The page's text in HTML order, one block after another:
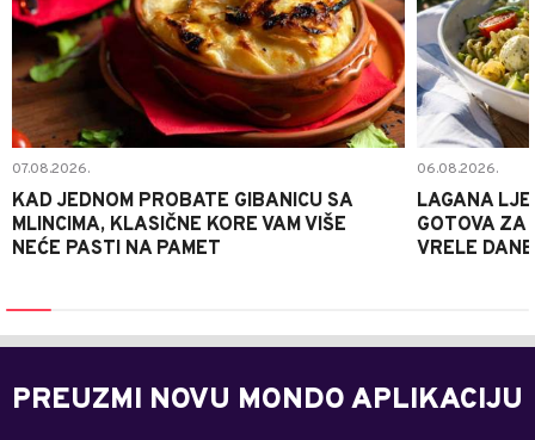
07.08.2026.
KAD JEDNOM PROBATE GIBANICU SA
MLINCIMA, KLASIČNE KORE VAM VIŠE
NEĆE PASTI NA PAMET
06.08.2026.
LAGANA
GOTOVA ZA
VRELE DANE
PREUZMI NOVU MONDO APLIKACIJU